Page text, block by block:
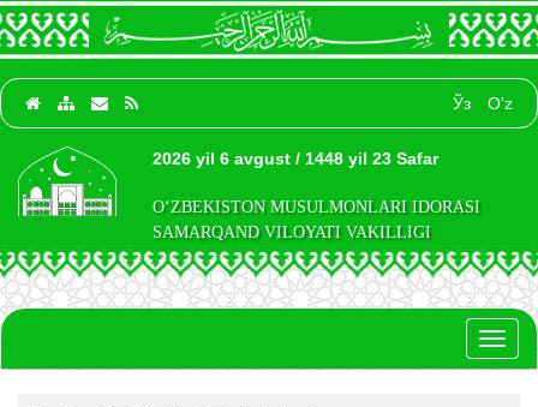
Ўз O‘z
2026 yil 6 avgust / 1448 yil 23 Safar
O‘ZBEKISTON MUSULMONLARI IDORASI
SAMARQAND VILOYATI VAKILLIGI